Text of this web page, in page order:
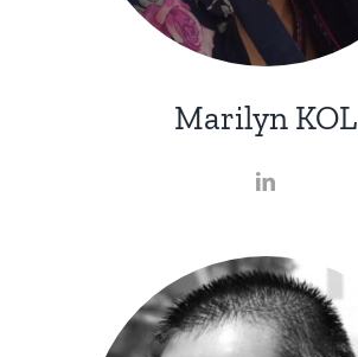
Marilyn KOL